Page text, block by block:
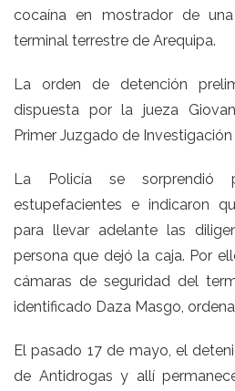
cocaína en mostrador de
terminal terrestre de Arequipa.
La orden de detención
dispuesta por la jueza
Primer Juzgado de
La Policía se
estupefacientes e indicaron
para llevar adelante las
persona que dejó la caja. Por
cámaras de seguridad del
identificado Daza Masgo,
El pasado 17 de mayo, el
de Antidrogas y allí